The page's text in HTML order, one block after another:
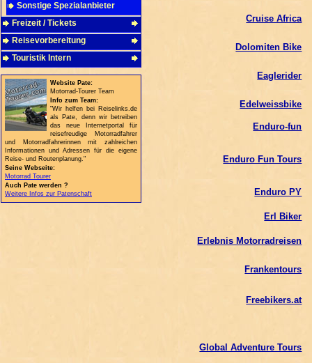
Sonstige Spezialanbieter
Freizeit / Tickets
Reisevorbereitung
Touristik Intern
Website Pate:
Motorrad-Tourer Team
Info zum Team:
"Wir helfen bei Reiselinks.de
als Pate, denn wir betreiben
das neue Internetportal für
reisefreudige Motorradfahrer
und Motorradfahrerinnen mit zahlreichen
Informationen und Adressen für die eigene
Reise- und Routenplanung."
Seine Webseite:
Motorrad Tourer
Auch Pate werden ?
Weitere Infos zur Patenschaft
Cruise Africa
Dolomiten Bike
Eaglerider
Edelweissbike
Enduro-fun
Enduro Fun Tours
Enduro PY
Erl Biker
Erlebnis Motorradreisen
Frankentours
Freebikers.at
Global Adventure Tours